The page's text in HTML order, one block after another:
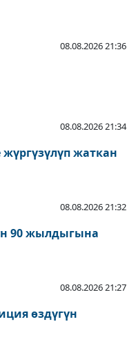
08.08.2026 21:36
08.08.2026 21:34
жаткан
08.08.2026 21:32
90 жылдыгына
08.08.2026 21:27
өздүгүн